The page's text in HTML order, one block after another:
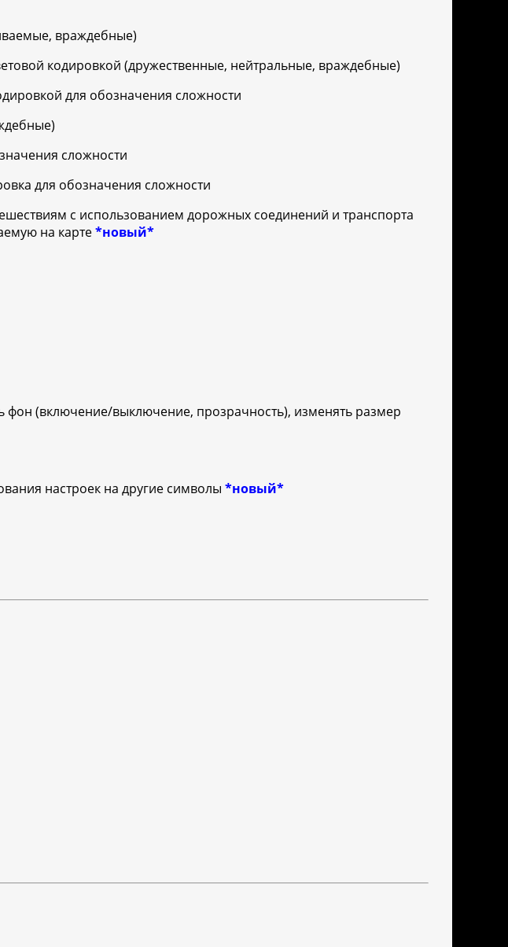
враждебные)
кодировкой (дружественные, нейтральные, враждебные)
для обозначения сложности
сложности
для обозначения сложности
с использованием дорожных соединений и транспорта
на карте*новый*
(включение/выключение, прозрачность), изменять размер
настроек на другие символы *новый*